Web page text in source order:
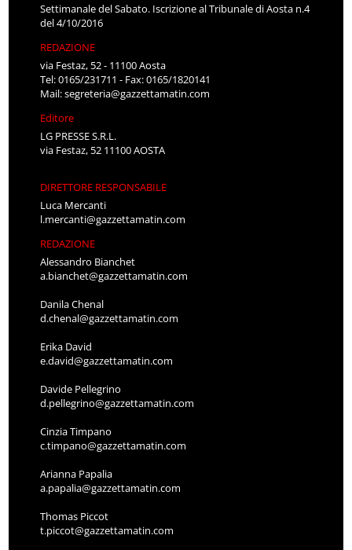
Settimanale del Sabato. Iscrizione al Tribunale di Aosta n.4
del 4/10/2016
REDAZIONE
via Festaz, 52 - 11100 Aosta
Tel: 0165/231711 - Fax: 0165/1820141
Mail:segreteria@gazzettamatin.com
Editore
LG PRESSE S.R.L.
via Festaz, 52 11100 AOSTA
DIRETTORE RESPONSABILE
Luca Mercanti
l.mercanti@gazzettamatin.com
REDAZIONE
Alessandro Bianchet
a.bianchet@gazzettamatin.com
Danila Chenal
d.chenal@gazzettamatin.com
Erika David
e.david@gazzettamatin.com
Davide Pellegrino
d.pellegrino@gazzettamatin.com
Cinzia Timpano
c.timpano@gazzettamatin.com
Arianna Papalia
a.papalia@gazzettamatin.com
Thomas Piccot
t.piccot@gazzettamatin.com